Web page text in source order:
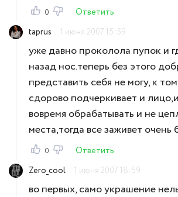
0
Ответить
taprus
1 июня 2007 15:59
уже давно проколола пупок и
назад нос.теперь без этого
представить себя не могу, к
сдорово подчеркивает и
вовремя обрабатывать и не
места,тогда все заживет очень
0
Ответить
Zero_cool
1 июня 2007 18:59
во первых, само украшение